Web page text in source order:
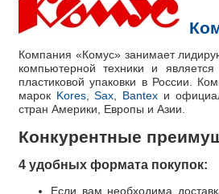
Компания «Комус»занимает
компьютерной техники и
пластиковой упаковки в России.
марок Kores,Sax Bantex и
стран Америки, Европы и Азии.
Конкурентные
4 удобных формата покупок:
Если вам необходима